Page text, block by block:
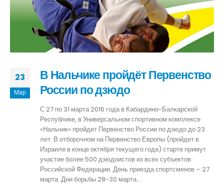
23
Мар
В Нальчике пройдёт Первенство
России по дзюдо
С 27 по 31 марта 2016 года в Кабардино-Балкарской
Республике, в Универсальном спортивном комплексе
«Нальчик» пройдет Первенство России по дзюдо до 23
лет. В отборочном на Первенство Европы (пройдет в
Израиле в конце октября текущего года) старте примут
участие более 500 дзюдоистов из всех субъектов
Российской Федерации. День приезда спортсменов – 27
марта. Дни борьбы 28-30 марта...